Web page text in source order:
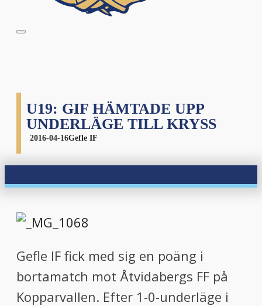
U19: GIF HÄMTADE UPP
UNDERLÄGE TILL KRYSS
2016-04-16Gefle IF
Gefle IF fick med sig en poäng i
bortamatch mot Åtvidabergs FF på
Kopparvallen. Efter 1-0-underläge i